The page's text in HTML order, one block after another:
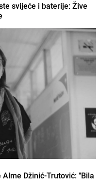
svijeće i baterije: Žive
Džinić-Trutović: "Bila